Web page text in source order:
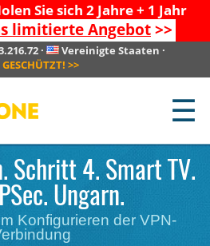
Sie sich 2 Jahre + 1 Jahr
limitierte Angebot>>
· Vereinigte Staaten ·
>>
☰
Schritt 4. Smart TV.
Ungarn.
Konfigurieren der VPN-